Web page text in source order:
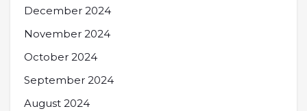
December 2024
November 2024
October 2024
September 2024
August 2024